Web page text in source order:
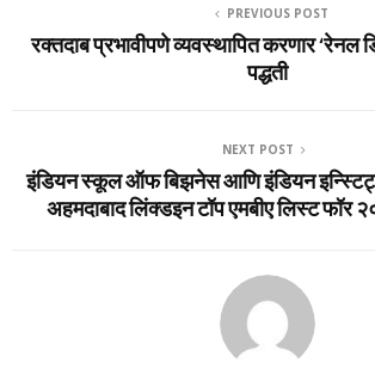
PREVIOUS POST
रक्तदाब प्रभावीपणे व्यवस्थापित करणार ‘रेनल
पद्धती
NEXT POST
इंडियन स्‍कूल ऑफ बिझनेस आणि इंडियन
अहमदाबाद लिंक्‍डइन टॉप एमबीए लिस्‍ट फॉर